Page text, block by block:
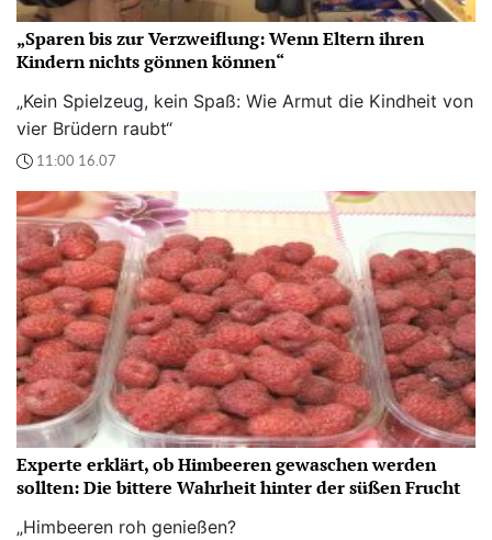
„Sparen bis zur Verzweiflung: Wenn Eltern ihren
Kindern nichts gönnen können“
„Kein Spielzeug, kein Spaß: Wie Armut die Kindheit von
vier Brüdern raubt“
11:00 16.07
Experte erklärt, ob Himbeeren gewaschen werden
sollten: Die bittere Wahrheit hinter der süßen Frucht
„Himbeeren roh genießen?